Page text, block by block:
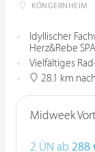
KÖNGERNHEIM
Idyllischer
Herz&Rebe SPA
Vielfältiges
28.1 km
Midweek
2 ÜN ab 288